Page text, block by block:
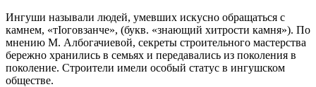
Ингуши называли людей, умевших искусно обращаться с
камнем, «тIоговзанче», (букв. «знающий хитрости камня»). По
мнению М. Албогачиевой, секреты строительного мастерства
бережно хранились в семьях и передавались из поколения в
поколение. Строители имели особый статус в ингушском
обществе.